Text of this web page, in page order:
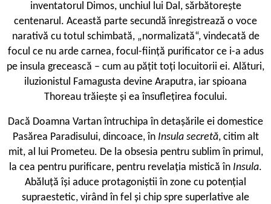
inventatorul Dimos, unchiul lui Dal, sărbătorește
centenarul. Această parte secundă înregistrează o voce
narativă cu totul schimbată, „normalizată“, vindecată de
focul ce nu arde carnea, focul-ființă purificator ce i-a adus
pe insula grecească – cum au pățit toți locuitorii ei. Alături,
iluzionistul Famagusta devine Araputra, iar spioana
Thoreau trăiește și ea însuflețirea focului.
Dacă Doamna Vartan întruchipa în detașările ei domestice
Pasărea Paradisului, dincoace, în Insula secretă, citim alt
mit, al lui Prometeu. De la obsesia pentru sublim în primul,
la cea pentru purificare, pentru revelația mistică în Insula.
Abăluță își aduce protagoniștii în zone cu potențial
supraestetic, virând în fel și chip spre superlative ale